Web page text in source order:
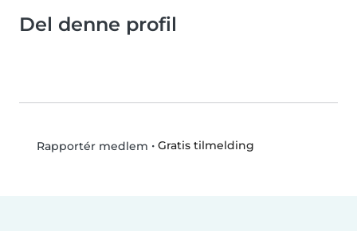
Del denne profil
Rapportér medlem • Gratis tilmelding